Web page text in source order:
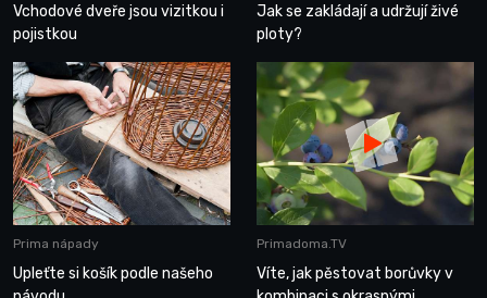
Vchodové dveře jsou vizitkou i
pojistkou
Jak se zakládají a udržují živé
ploty?
Prima nápady
Upleťte si košík podle našeho
Primadoma.TV
Víte, jak pěstovat borůvky v